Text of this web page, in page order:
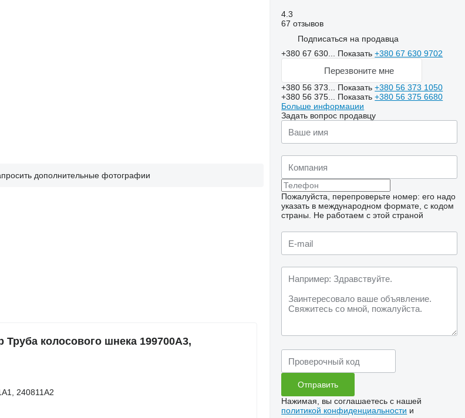
дополнительные фотографии
колосового шнека 199700A3,
240811A2
4.3
67 отзывов
Подписаться на продавца
+380 67 630... Показать+380 67 630 9702
Перезвоните мне
+380 56 373... Показать+380 56 373 1050
+380 56 375... Показать+380 56 375 6680
Больше информации
Задать вопрос продавцу
Пожалуйста, перепроверьте номер: его надо
указать в международном формате, с кодом
страны.
Не работаем с этой страной
Нажимая, вы соглашаетесь с нашей
политикой конфиденциальности и